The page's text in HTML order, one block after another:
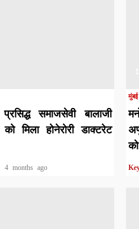
समाजसेवी बालाजी
मिला होनेरोरी डाक्टरेट
4 months ago
मुंबई